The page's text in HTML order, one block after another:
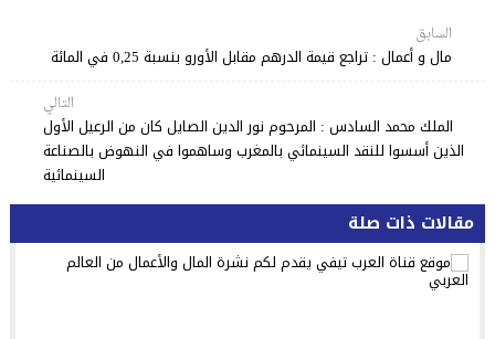
السابق
مال و أعمال : تراجع قيمة الدرهم مقابل الأورو بنسبة 0,25 في المائة
التالي
الملك محمد السادس : المرحوم نور الدين الصايل كان من الرعيل الأول
الذين أسسوا للنقد السينمائي بالمغرب وساهموا في النهوض بالصناعة
السينمائية
مقالات ذات صلة